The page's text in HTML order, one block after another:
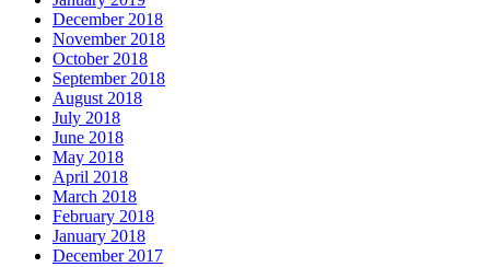
December 2018
November 2018
October 2018
September 2018
August 2018
July 2018
June 2018
May 2018
April 2018
March 2018
February 2018
January 2018
December 2017